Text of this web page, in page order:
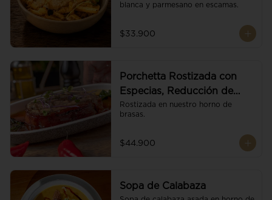
blanca y parmesano en escamas.
$33.900
Porchetta Rostizada con
Especias, Reducción de
Panela y Vino
Rostizada en nuestro horno de
brasas.
$44.900
Sopa de Calabaza